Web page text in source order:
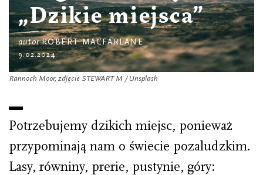
„Dzikie miejsca”
autor ROBERT MACFARLANE
9.02.2024
Rannoch Moor, zdjęcie STEWART M / Unsplash
Potrzebujemy dzikich miejsc, ponieważ
przypominają nam o świecie pozaludzkim.
Lasy, równiny, prerie, pustynie, góry: